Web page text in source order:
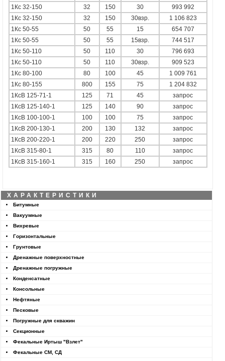
1Кс 32-150
32 150 30
993 992
1Кс 32-150
32 150 30взр.
1 106 823
1Кс 50-55
50 55 15
654 707
1Кс 50-55
50 55 15взр.
744 517
1Кс 50-110
50 110 30
796 693
1Кс 50-110
50 110 30взр.
909 523
1Кс 80-100
80 100 45
1 009 761
1Кс 80-155
800 155 75
1 204 832
1КсВ 125-71-1
125 71 45
запрос
1КсВ 125-140-1
125 140 90
запрос
1КсВ 100-100-1
100 100 75
запрос
1КсВ 200-130-1
200 130 132
запрос
1КсВ 200-220-1
200 220 250
запрос
1КсВ 315-80-1
315 80 110
запрос
1КсВ 315-160-1
315 160 250 запрос
ХАРАКТЕРИСТИКИ
Битумные
Вакуумные
Вихревые
Горизонтальные
Грунтовые
Дренажные поверхностные
Дренажные погружные
Конденсатные
Консольные
Нефтяные
Песковые
Погружные для скважин
Секционные
Фекальные Иртыш "Взлет"
Фекальные СМ, СД